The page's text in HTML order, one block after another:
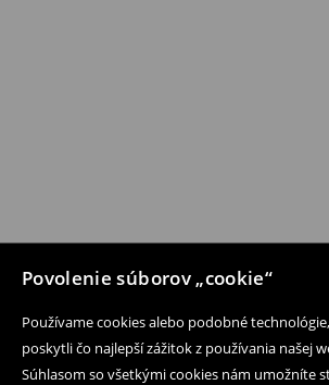
Povolenie súborov „cookie“
Používame cookies alebo podobné
poskytli čo najlepší zážitok z používania našej
Súhlasom so všetkými cookies nám umožníte